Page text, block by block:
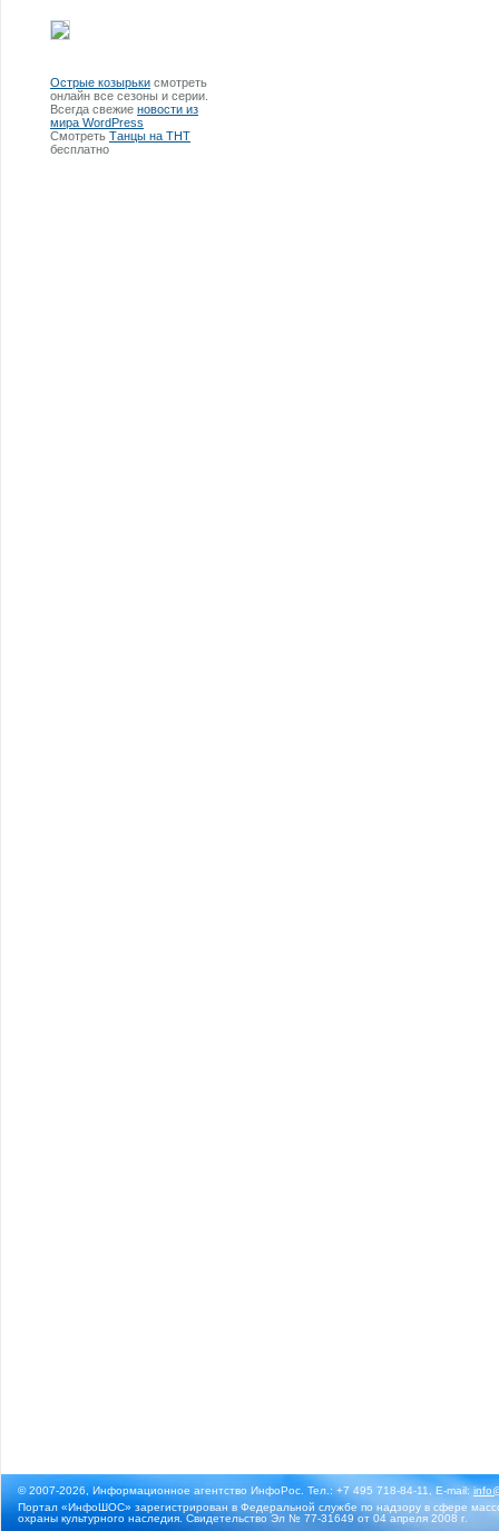
Острые козырьки смотреть
онлайн все сезоны и серии.
Всегда свежие новости из
мира WordPress
Смотреть Танцы на ТНТ
бесплатно
© 2007-2026, Информационное агентство ИнфоРос. Тел.: +7 495 718-84-11, E-mail:
Портал «ИнфоШОС» зарегистрирован в Федеральной службе по надзору в сфере
охраны культурного наследия. Свидетельство Эл № 77-31649 от 04 апреля 2008 г.